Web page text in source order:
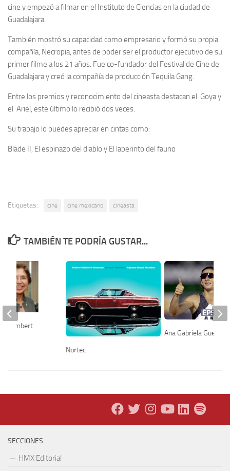
cine y empezó a filmar en el Instituto de Ciencias en la ciudad de
Guadalajara.
También mostró su capacidad como empresario y formó su propia
compañía, Necropia, antes de poder ser el productor ejecutivo de su
primer filme a los 21 años. Fue co-fundador del Festival de Cine de
Guadalajara y creó la compañía de producción Tequila Gang.
Entre los premios y reconocimiento del cineasta destacan el Goya y
el Ariel, este último lo recibió dos veces.
Su trabajo lo puedes apreciar en cintas como:
Blade II, El espinazo del diablo y El laberinto del fauno
Etiquetas: cine cine mexicano cineasta
TAMBIÉN TE PODRÍA GUSTAR...
Nortec
Ana Gabriela Guevara
Peimbert
SECCIONES
HMX Editorial